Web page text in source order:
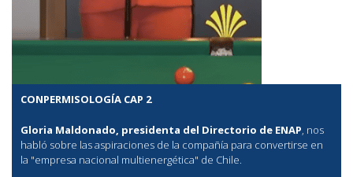
CONPERMISOLOGÍA CAP 2
Gloria Maldonado, presidenta del Directorio de ENAP , nos
habló sobre las aspiraciones de la compañía para convertirse en
la "empresa nacional multienergética" de Chile.